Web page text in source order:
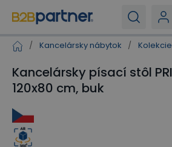
/ Kancelársky nábytok /
Kancelársky písací stôl
120x80 cm, buk